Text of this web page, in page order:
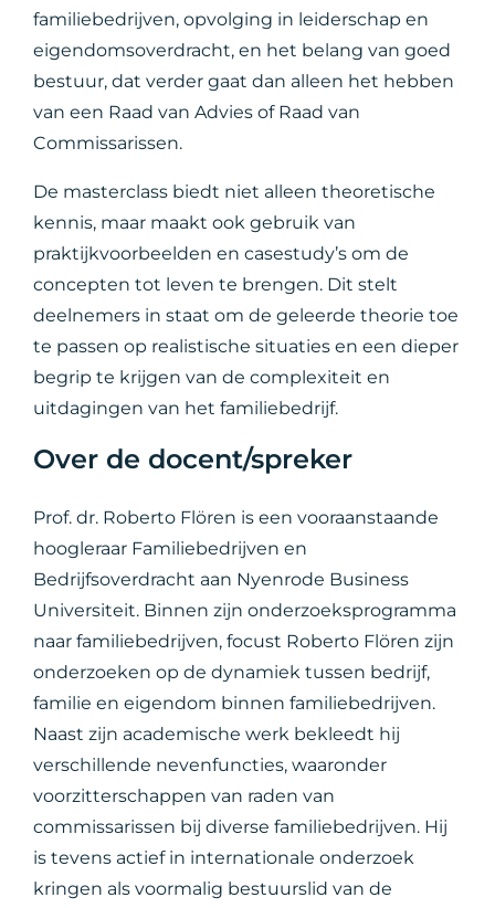
familiebedrijven, opvolging in leiderschap en
eigendomsoverdracht, en het belang van goed
bestuur, dat verder gaat dan alleen het hebben
van een Raad van Advies of Raad van
Commissarissen.
De masterclass biedt niet alleen theoretische
kennis, maar maakt ook gebruik van
praktijkvoorbeelden en casestudy’s om de
concepten tot leven te brengen. Dit stelt
deelnemers in staat om de geleerde theorie toe
te passen op realistische situaties en een dieper
begrip te krijgen van de complexiteit en
uitdagingen van het familiebedrijf.
Over de docent/spreker
Prof. dr. Roberto Flören is een vooraanstaande
hoogleraar Familiebedrijven en
Bedrijfsoverdracht aan Nyenrode Business
Universiteit. Binnen zijn onderzoeksprogramma
naar familiebedrijven, focust Roberto Flören zijn
onderzoeken op de dynamiek tussen bedrijf,
familie en eigendom binnen familiebedrijven.
Naast zijn academische werk bekleedt hij
verschillende nevenfuncties, waaronder
voorzitterschappen van raden van
commissarissen bij diverse familiebedrijven. Hij
is tevens actief in internationale onderzoek
kringen als voormalig bestuurslid van de